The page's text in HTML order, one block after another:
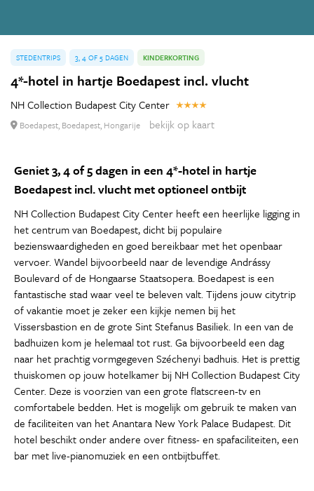
STEDENTRIPS 3, 4 OF 5 DAGEN KINDERKORTING
4*-hotel in hartje Boedapest incl. vlucht
NH Collection Budapest City Center
Boedapest, Boedapest, Hongarije bekijk op kaart
Geniet 3, 4 of 5 dagen in een 4*-hotel in hartje
Boedapest incl. vlucht met optioneel ontbijt
NH Collection Budapest City Center heeft een heerlijke ligging in
het centrum van Boedapest, dicht bij populaire
bezienswaardigheden en goed bereikbaar met het openbaar
vervoer. Wandel bijvoorbeeld naar de levendige Andrássy
Boulevard of de Hongaarse Staatsopera. Boedapest is een
fantastische stad waar veel te beleven valt. Tijdens jouw citytrip
of vakantie moet je zeker een kijkje nemen bij het
Vissersbastion en de grote Sint Stefanus Basiliek. In een van de
badhuizen kom je helemaal tot rust. Ga bijvoorbeeld een dag
naar het prachtig vormgegeven Széchenyi badhuis. Het is prettig
thuiskomen op jouw hotelkamer bij NH Collection Budapest City
Center. Deze is voorzien van een grote flatscreen-tv en
comfortabele bedden. Het is mogelijk om gebruik te maken van
de faciliteiten van het Anantara New York Palace Budapest. Dit
hotel beschikt onder andere over fitness- en spafaciliteiten, een
bar met live-pianomuziek en een ontbijtbuffet.